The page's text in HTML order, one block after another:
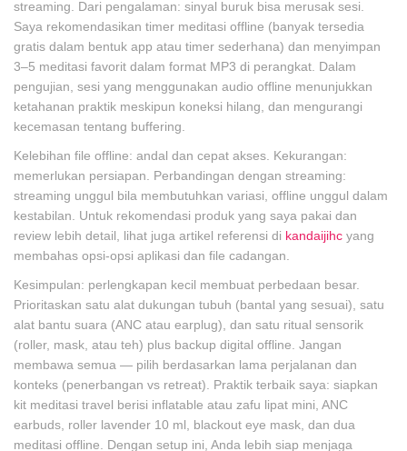
streaming. Dari pengalaman: sinyal buruk bisa merusak sesi.
Saya rekomendasikan timer meditasi offline (banyak tersedia
gratis dalam bentuk app atau timer sederhana) dan menyimpan
3–5 meditasi favorit dalam format MP3 di perangkat. Dalam
pengujian, sesi yang menggunakan audio offline menunjukkan
ketahanan praktik meskipun koneksi hilang, dan mengurangi
kecemasan tentang buffering.
Kelebihan file offline: andal dan cepat akses. Kekurangan:
memerlukan persiapan. Perbandingan dengan streaming:
streaming unggul bila membutuhkan variasi, offline unggul dalam
kestabilan. Untuk rekomendasi produk yang saya pakai dan
review lebih detail, lihat juga artikel referensi di kandaijihc yang
membahas opsi-opsi aplikasi dan file cadangan.
Kesimpulan: perlengkapan kecil membuat perbedaan besar.
Prioritaskan satu alat dukungan tubuh (bantal yang sesuai), satu
alat bantu suara (ANC atau earplug), dan satu ritual sensorik
(roller, mask, atau teh) plus backup digital offline. Jangan
membawa semua — pilih berdasarkan lama perjalanan dan
konteks (penerbangan vs retreat). Praktik terbaik saya: siapkan
kit meditasi travel berisi inflatable atau zafu lipat mini, ANC
earbuds, roller lavender 10 ml, blackout eye mask, dan dua
meditasi offline. Dengan setup ini, Anda lebih siap menjaga